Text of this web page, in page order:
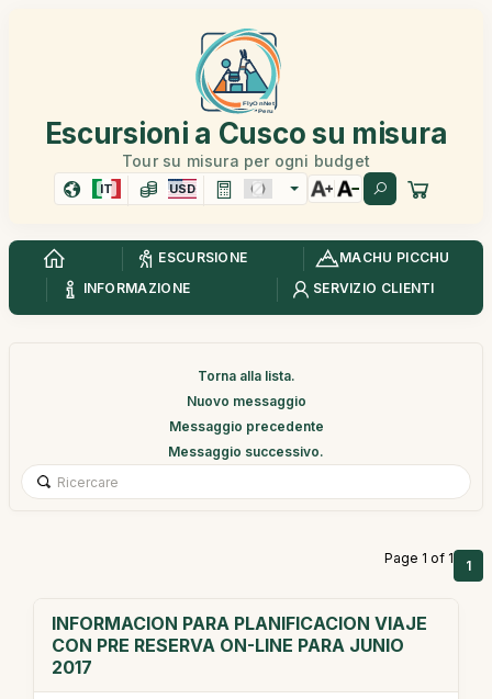
Escursioni a Cusco su misura
Tour su misura per ogni budget
IT USD
ESCURSIONE
MACHU PICCHU
INFORMAZIONE
SERVIZIO CLIENTI
Torna alla lista.
Nuovo messaggio
Messaggio precedente
Messaggio successivo.
Page 1 of 1 1
INFORMACION PARA PLANIFICACION VIAJE
CON PRE RESERVA ON-LINE PARA JUNIO
2017